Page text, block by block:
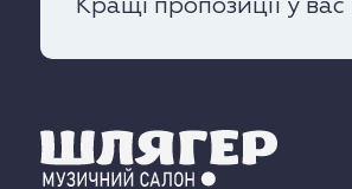
Кращі пропозиції у вас